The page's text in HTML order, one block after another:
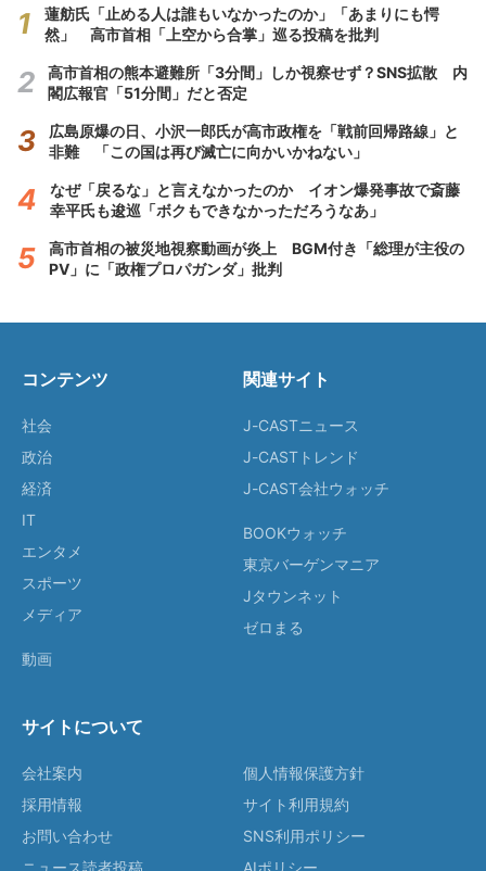
蓮舫氏「止める人は誰もいなかったのか」「あまりにも愕
然」 高市首相「上空から合掌」巡る投稿を批判
高市首相の熊本避難所「3分間」しか視察せず？SNS拡散 内
閣広報官「51分間」だと否定
広島原爆の日、小沢一郎氏が高市政権を「戦前回帰路線」と
非難 「この国は再び滅亡に向かいかねない」
なぜ「戻るな」と言えなかったのか イオン爆発事故で斎藤
幸平氏も逡巡「ボクもできなかっただろうなあ」
高市首相の被災地視察動画が炎上 BGM付き「総理が主役の
PV」に「政権プロパガンダ」批判
コンテンツ
社会
政治
経済
IT
エンタメ
スポーツ
メディア
動画
関連サイト
J-CASTニュース
J-CASTトレンド
J-CAST会社ウォッチ
BOOKウォッチ
東京バーゲンマニア
Jタウンネット
ゼロまる
サイトについて
会社案内
採用情報
お問い合わせ
ニュース読者投稿
個人情報保護方針
サイト利用規約
SNS利用ポリシー
AIポリシー